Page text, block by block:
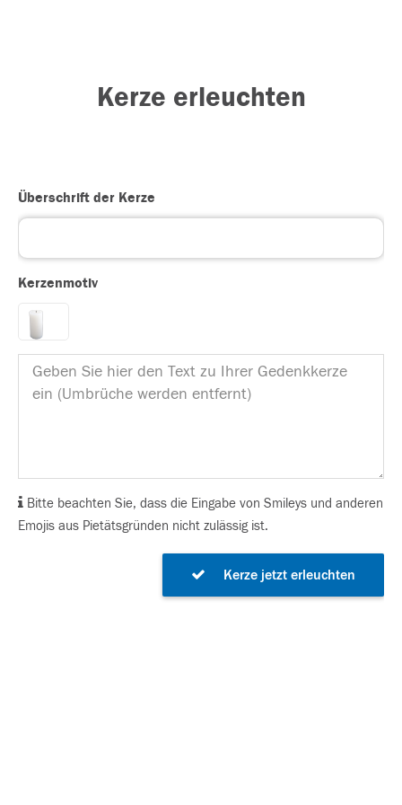
Kerze erleuchten
Überschrift der Kerze
Kerzenmotiv
Bitte beachten Sie, dass die Eingabe von Smileys und anderen
Emojis aus Pietätsgründen nicht zulässig ist.
Kerze jetzt erleuchten